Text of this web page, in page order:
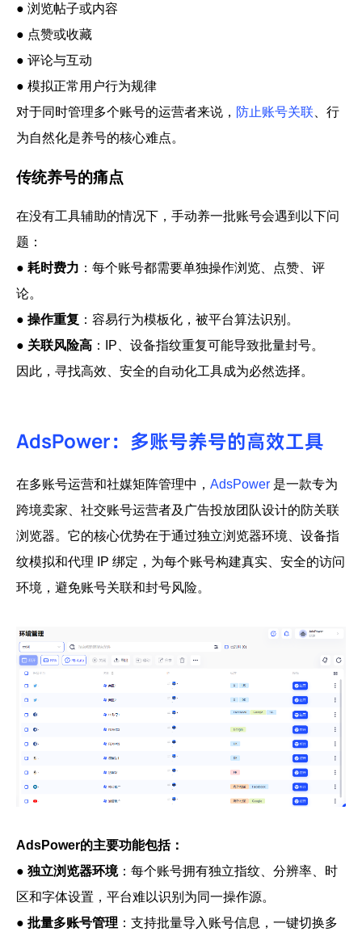
● 浏览帖子或内容
● 点赞或收藏
● 评论与互动
● 模拟正常用户行为规律
对于同时管理多个账号的运营者来说， 防止账号关联 、行
为自然化是养号的核心难点。
传统养号的痛点
在没有工具辅助的情况下，手动养一批账号会遇到以下问
题：
● 耗时费力 ：每个账号都需要单独操作浏览、点赞、评
论。
● 操作重复 ：容易行为模板化，被平台算法识别。
● 关联风险高 ：IP、设备指纹重复可能导致批量封号。
因此，寻找高效、安全的自动化工具成为必然选择。
AdsPower：多账号养号的高效工具
在多账号运营和社媒矩阵管理中， AdsPower 是一款专为
跨境卖家、社交账号运营者及广告投放团队设计的防关联
浏览器。它的核心优势在于通过独立浏览器环境、设备指
纹模拟和代理 IP 绑定 ，为每个账号构建真实、安全的访问
环境，避免账号关联和封号风险。
AdsPower的主要功能包括：
● 独立浏览器环境：每个账号拥有独立指纹、分辨率、时
区和字体设置，平台难以识别为同一操作源。
● 批量多账号管理 ：支持批量导入账号信息，一键切换多